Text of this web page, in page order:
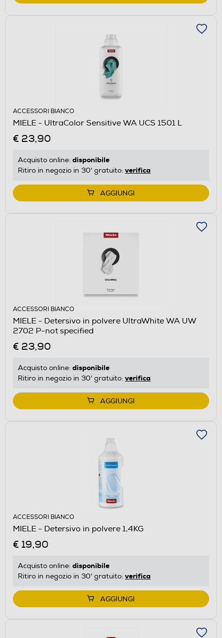
ACCESSORI BIANCO
MIELE - UltraColor Sensitive WA UCS 1501 L
€ 23,90
Acquisto online: disponibile
Ritiro in negozio in 30' gratuito: verifica
AGGIUNGI
ACCESSORI BIANCO
MIELE - Detersivo in polvere UltraWhite WA UW
2702 P-not specified
€ 23,90
Acquisto online: disponibile
Ritiro in negozio in 30' gratuito: verifica
AGGIUNGI
ACCESSORI BIANCO
MIELE - Detersivo in polvere 1,4KG
€ 19,90
Acquisto online: disponibile
Ritiro in negozio in 30' gratuito: verifica
AGGIUNGI